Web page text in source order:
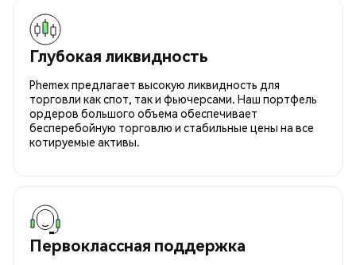
Глубокая ликвидность
Phemex предлагает высокую ликвидность для
торговли как спот, так и фьючерсами. Наш портфель
ордеров большого объема обеспечивает
бесперебойную торговлю и стабильные цены на все
котируемые активы.
Первоклассная поддержка